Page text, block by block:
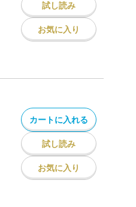
試し読み
お気に入り
カートに入れる
試し読み
お気に入り